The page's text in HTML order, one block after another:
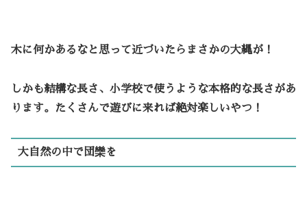
木に何かあるなと思って近づいたらまさかの大縄が！
しかも結構な長さ、小学校で使うような本格的な長さがあ
ります。たくさんで遊びに来れば絶対楽しいやつ！
大自然の中で団欒を